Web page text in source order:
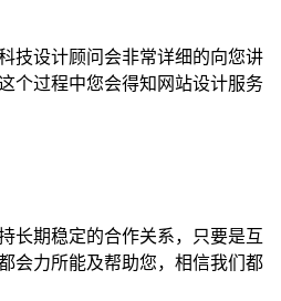
技设计顾问会非常详细的向您讲
个过程中您会得知网站设计服务
长期稳定的合作关系，只要是互
会力所能及帮助您，相信我们都